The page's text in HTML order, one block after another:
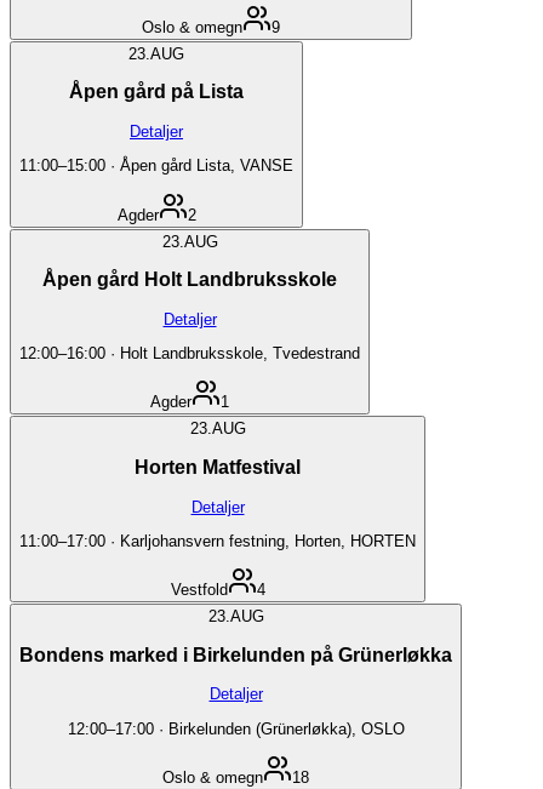
Oslo & omegn
9
23. AUG
Åpen gård på Lista
Detaljer
11:00–15:00 · Åpen gård Lista, VANSE
Agder
2
23. AUG
Åpen gård Holt Landbruksskole
Detaljer
12:00–16:00 · Holt Landbruksskole, Tvedestrand
Agder
1
23.AUG
Horten Matfestival
Detaljer
11:00–17:00 · Karljohansvern festning, Horten, HORTEN
Vestfold
4
23.AUG
Bondens marked i Birkelunden på Grünerløkka
Detaljer
12:00–17:00· Birkelunden (Grünerløkka), OSLO
Oslo & omegn
18